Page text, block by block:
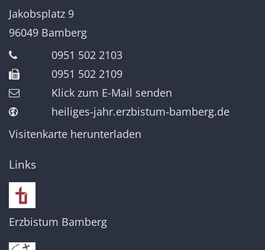
Jakobsplatz 9
96049 Bamberg
0951 502 2103
0951 502 2109
Klick zum E-Mail senden
heiliges-jahr.erzbistum-bamberg.de
Visitenkarte herunterladen
Links
Erzbistum Bamberg